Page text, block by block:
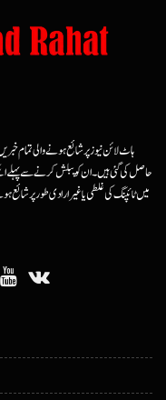
ہاٹ لائن نیوز پر شائع ہونے والی تمام
حاصل کی گئی ہیں۔ ان کو پبلش کرنے سے پہلے
میں ٹائپنگ کی غلطی یا غیرارادی طور پر شائع